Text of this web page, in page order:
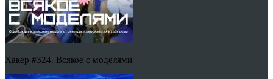
Хакер #324. Всякое с моделями